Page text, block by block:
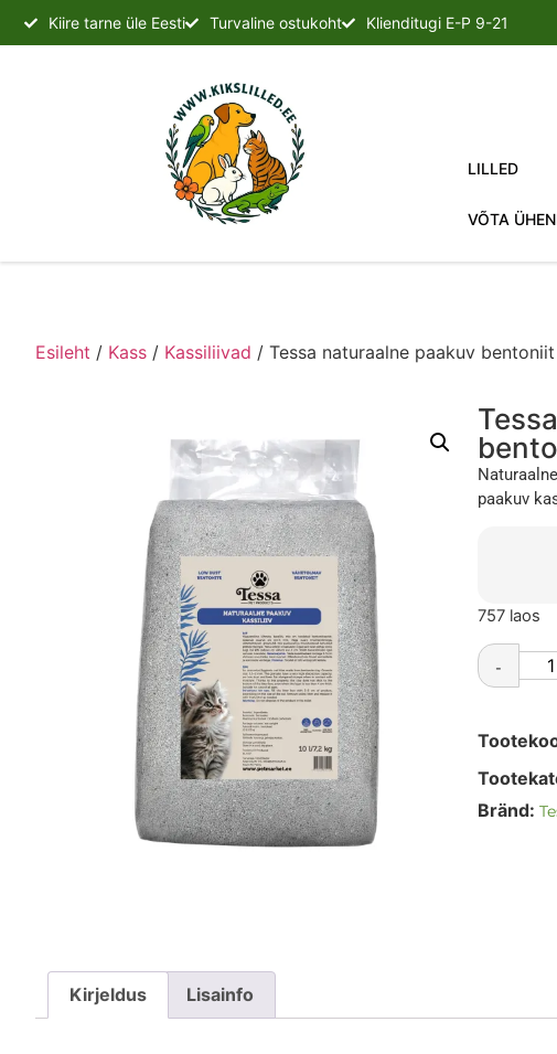
Kiire tarne üle Eesti Turvaline ostukoht Klienditugi E-P 9-21
LILLED
VÕTA
Esileht / Kass / Kassiliivad / Tessa naturaalne paakuv
paakuv
757 laos
-
Bränd:
Kirjeldus Lisainfo